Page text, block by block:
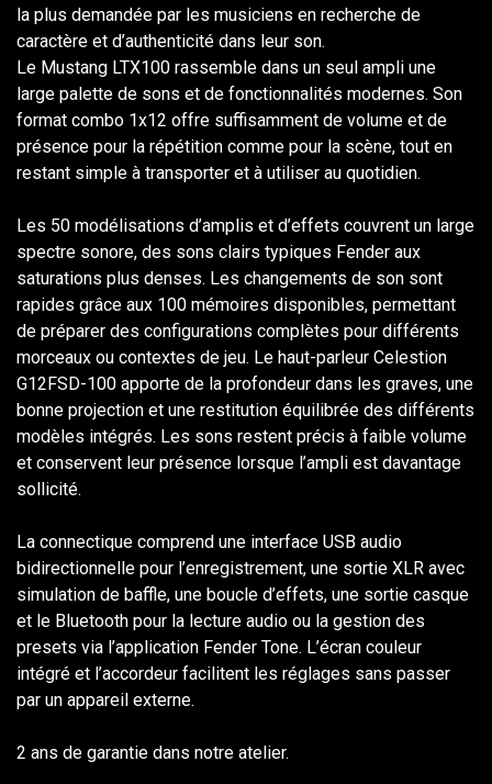
la plus demandée par les musiciens en recherche de
caractère et d’authenticité dans leur son.
Le Mustang LTX100 rassemble dans un seul ampli une
large palette de sons et de fonctionnalités modernes. Son
format combo 1x12 offre suffisamment de volume et de
présence pour la répétition comme pour la scène, tout en
restant simple à transporter et à utiliser au quotidien.
Les 50 modélisations d’amplis et d’effets couvrent un large
spectre sonore, des sons clairs typiques Fender aux
saturations plus denses. Les changements de son sont
rapides grâce aux 100 mémoires disponibles, permettant
de préparer des configurations complètes pour différents
morceaux ou contextes de jeu. Le haut-parleur Celestion
G12FSD-100 apporte de la profondeur dans les graves, une
bonne projection et une restitution équilibrée des différents
modèles intégrés. Les sons restent précis à faible volume
et conservent leur présence lorsque l’ampli est davantage
sollicité.
La connectique comprend une interface USB audio
bidirectionnelle pour l’enregistrement, une sortie XLR avec
simulation de baffle, une boucle d’effets, une sortie casque
et le Bluetooth pour la lecture audio ou la gestion des
presets via l’application Fender Tone. L’écran couleur
intégré et l’accordeur facilitent les réglages sans passer
par un appareil externe.
2 ans de garantie dans notre atelier.